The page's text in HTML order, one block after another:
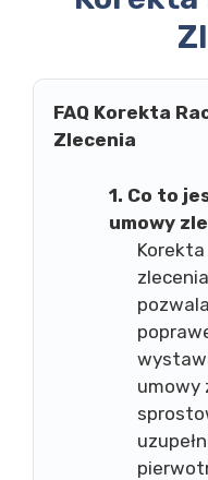
FAQ Korekta
Zlecenia
1. Co to
umowy
umowy